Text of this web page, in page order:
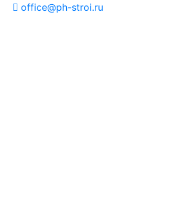
office@ph-stroi.ru